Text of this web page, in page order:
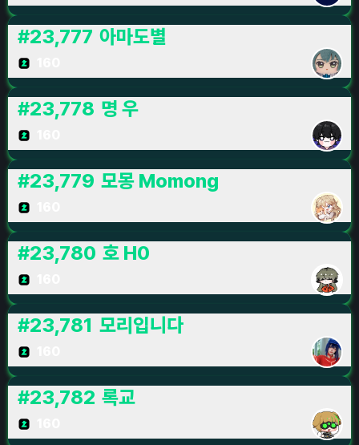
#23,777 아마도별
#23,778 명 우
#23,779 모몽 Momong
#23,780 호 H0
#23,781 모리입니다
#23,782 록교